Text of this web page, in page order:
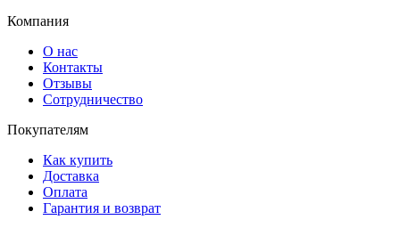
Компания
О нас
Контакты
Отзывы
Сотрудничество
Покупателям
Как купить
Доставка
Оплата
Гарантия и возврат